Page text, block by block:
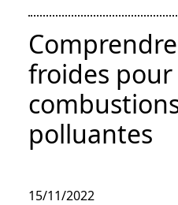
froides
polluantes
15/11/2022